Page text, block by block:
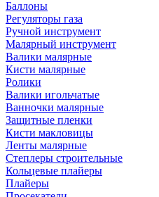
Баллоны
Регуляторы газа
Ручной инструмент
Малярный инструмент
Валики малярные
Кисти малярные
Ролики
Валики игольчатые
Ванночки малярные
Защитные пленки
Кисти макловицы
Ленты малярные
Степлеры строительные
Кольцевые плайеры
Плайеры